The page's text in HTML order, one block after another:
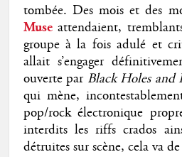
tombée. Des mois et des
Museattendaient,
groupe à la fois adulé et
allait s’engager
ouverte par Black Holes and
qui mène,
pop/rock électronique
interdits les riffs crados
détruites sur scène, cela va